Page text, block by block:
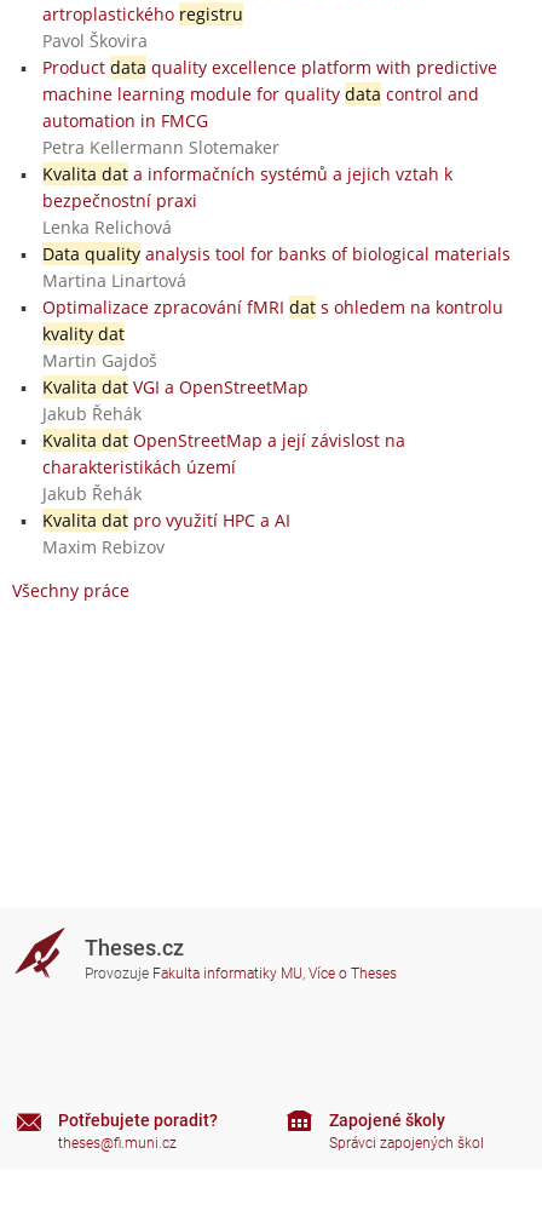
artroplastického registru
Pavol Škovira
Product data quality excellence platform with predictive
machine learning module for quality data control and
automation in FMCG
Petra Kellermann Slotemaker
Kvalita data informačních systémů a jejich vztah k
bezpečnostní praxi
Lenka Relichová
Data qualityanalysis tool for banks of biological materials
Martina Linartová
Optimalizace zpracování fMRI dats ohledem na kontrolu
kvality dat
Martin Gajdoš
Kvalita datVGI a OpenStreetMap
Jakub Řehák
Kvalita datOpenStreetMap a její závislost na
charakteristikách území
Jakub Řehák
Kvalita datpro využití HPC a AI
Maxim Rebizov
Všechny práce
Theses.cz
Provozuje Fakulta informatiky MU, Více o Theses
Potřebujete poradit?
theses@fi.muni.cz
Zapojené školy
Správci zapojených škol